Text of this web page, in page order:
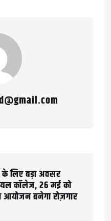
के लिए बड़ा अवसर
कॉलेज, 26 मई को
बनेगा रोज़गार